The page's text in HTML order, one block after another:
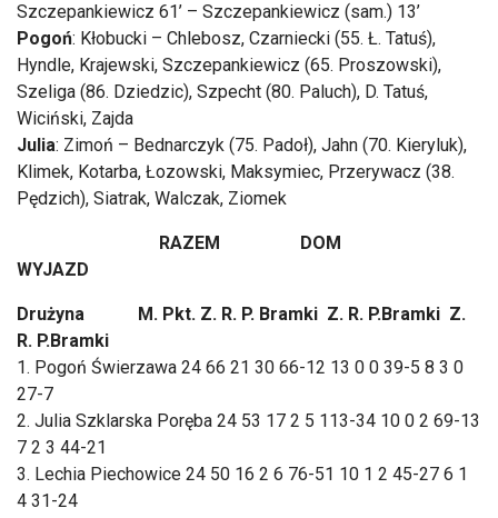
Szczepankiewicz 61’ – Szczepankiewicz (sam.) 13’
Pogoń: Kłobucki – Chlebosz, Czarniecki (55. Ł. Tatuś),
Hyndle, Krajewski, Szczepankiewicz (65. Proszowski),
Szeliga (86. Dziedzic), Szpecht (80. Paluch), D. Tatuś,
Wiciński, Zajda
Julia: Zimoń – Bednarczyk (75. Padoł), Jahn (70. Kieryluk),
Klimek, Kotarba, Łozowski, Maksymiec, Przerywacz (38.
Pędzich), Siatrak, Walczak, Ziomek
RAZEM DOM
WYJAZD
Drużyna M. Pkt. Z. R. P. Bramki Z. R. P.Bramki Z.
R. P.Bramki
1. Pogoń Świerzawa 24 66 21 30 66-12 13 0 0 39-5 8 3 0
27-7
2. Julia Szklarska Poręba 24 53 17 2 5 113-34 10 0 2 69-13
7 2 3 44-21
3. Lechia Piechowice 24 50 16 2 6 76-51 10 1 2 45-27 6 1
4 31-24